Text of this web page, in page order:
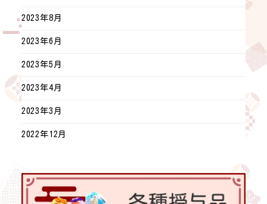
2023年8月
2023年6月
2023年5月
2023年4月
2023年3月
2022年12月